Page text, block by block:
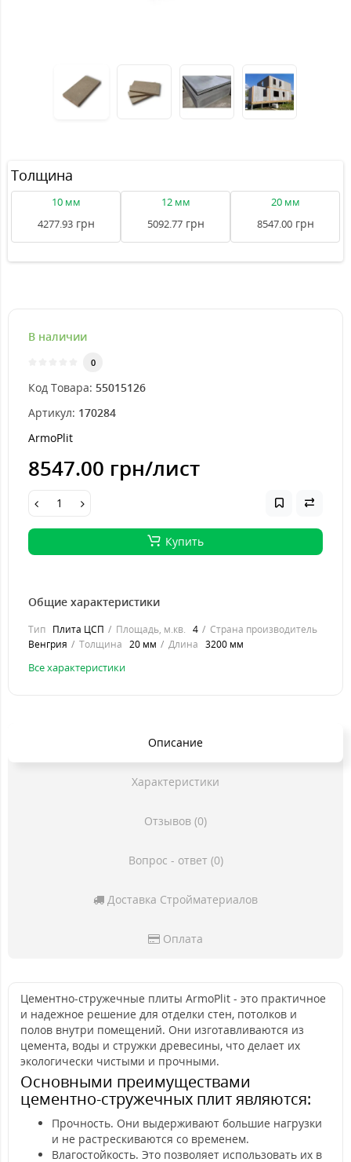
Толщина
10 мм
4277.93грн
12 мм
5092.77грн
20 мм
8547.00грн
В наличии
0
Код Товара: 55015126
Артикул: 170284
ArmoPlit
8547.00 грн/лист
Купить
Общие характеристики
Тип Плита ЦСП Площадь, м.кв. 4
Страна производитель
Венгрия
Толщина 20 мм Длина 3200 мм
Все характеристики
Описание
Характеристики
Отзывов (0)
Вопрос - ответ (0)
Доставка Стройматериалов
Оплата
Цементно-стружечные плиты ArmoPlit - это практичное
и надежное решение для отделки стен, потолков и
полов внутри помещений. Они изготавливаются из
цемента, воды и стружки древесины, что делает их
экологически чистыми и прочными.
Основными преимуществами
цементно-стружечных плит являются:
Прочность. Они выдерживают большие нагрузки
и не растрескиваются со временем.
Влагостойкость. Это позволяет использовать их в